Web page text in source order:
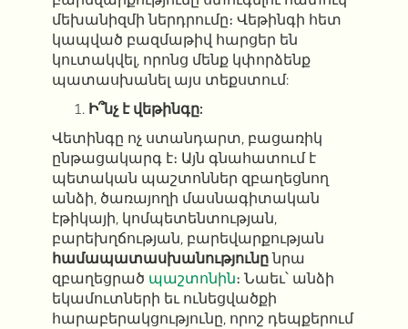
մեխանիզմի ներդրումը։ Վեթինգի հետ
կապված բազմաթիվ հարցեր են
կուտակվել, որոնց մենք կփորձենք
պատասխանել այս տեքստում:
Ի՞նչ է վեթինգը:
Վետինգը ոչ ստանդարտ, բացառիկ
ընթացակարգ է։ Այն գնահատում է
պետական պաշտոններ զբաղեցնող
անձի,ծառայողի մասնագիտական ​​
էթիկայի, կոմպետենտության,
բարեխղճության, բարեվարքության
համապատասխանությունընրա
զբաղեցրած պաշտոնին։ Նաեւ՝ անձի
եկամուտների եւ ունեցվածքի
հարաբերակցությունը, որոշ դեպքերում